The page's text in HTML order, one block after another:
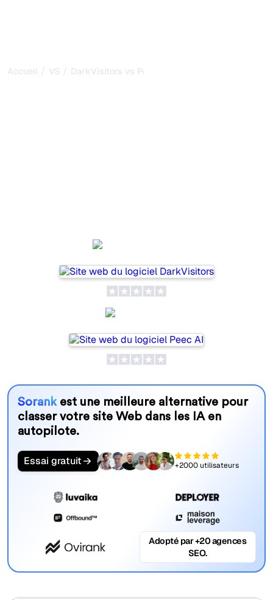
Accueil / VS / DarkVisitors vs Peec AI
Sorankest une meilleure alternative pour
classer votre site Web dans les IA en
autopilote.
Essai gratuit +2000 utilisateurs
Adopté par +20 agences
SEO.